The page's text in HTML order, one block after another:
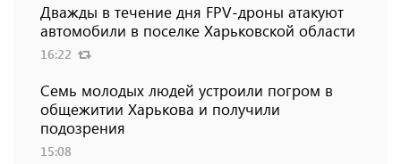
Дважды в течение дня FPV-дроны атакуют
автомобили в поселке Харьковской области
16:22
Семь молодых людей устроили погром в
общежитии Харькова и получили
подозрения
15:08